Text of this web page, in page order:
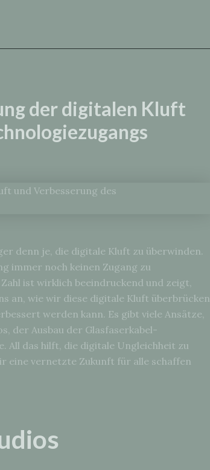
der digitalen Kluft
denn je, die digitale Kluft zu überwinden.
immer noch keinen Zugang zu
ist wirklich beeindruckend und zeigt,
an, wie wir diese digitale Kluft überbrücken
werden kann. Es gibt viele Ansätze,
der Ausbau der Glasfaserkabel-
das hilft, die digitale Ungleichheit zu
eine vernetzte Zukunft für alle schaffen